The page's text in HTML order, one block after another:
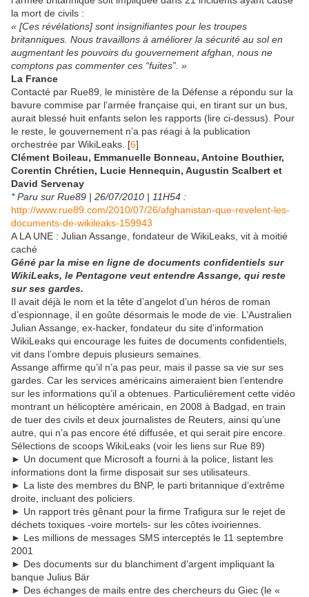
la mort de civils :
« [Ces révélations] sont insignifiantes pour les troupes
britanniques. Nous travaillons à améliorer la sécurité au sol en
augmentant les pouvoirs du gouvernement afghan, nous ne
comptons pas commenter ces “fuites”. »
La France
Contacté par Rue89, le ministère de la Défense a répondu sur la
bavure commise par l’armée française qui, en tirant sur un bus,
aurait blessé huit enfants selon les rapports (lire ci-dessus). Pour
le reste, le gouvernement n’a pas réagi à la publication
orchestrée par WikiLeaks. [6]
Clément Boileau, Emmanuelle Bonneau, Antoine Bouthier,
Corentin Chrétien, Lucie Hennequin, Augustin Scalbert et
David Servenay
* Paru sur Rue89 | 26/07/2010 | 11H54 :
http://www.rue89.com/2010/07/26/afghanistan-que-revelent-les-
documents-de-wikileaks-159943
A LA UNE : Julian Assange, fondateur de WikiLeaks, vit à moitié
caché
Gêné par la mise en ligne de documents confidentiels sur
WikiLeaks, le Pentagone veut entendre Assange, qui reste
sur ses gardes.
Il avait déjà le nom et la tête d’angelot d’un héros de roman
d’espionnage, il en goûte désormais le mode de vie. L’Australien
Julian Assange, ex-hacker, fondateur du site d’information
WikiLeaks qui encourage les fuites de documents confidentiels,
vit dans l’ombre depuis plusieurs semaines.
Assange affirme qu’il n’a pas peur, mais il passe sa vie sur ses
gardes. Car les services américains aimeraient bien l’entendre
sur les informations qu’il a obtenues. Particulièrement cette vidéo
montrant un hélicoptère américain, en 2008 à Badgad, en train
de tuer des civils et deux journalistes de Reuters, ainsi qu’une
autre, qui n’a pas encore été diffusée, et qui serait pire encore.
Sélections de scoops WikiLeaks (voir les liens sur Rue 89)
► Un document que Microsoft a fourni à la police, listant les
informations dont la firme disposait sur ses utilisateurs.
► La liste des membres du BNP, le parti britannique d’extrême
droite, incluant des policiers.
► Un rapport très gênant pour la firme Trafigura sur le rejet de
déchets toxiques -voire mortels- sur les côtes ivoiriennes.
► Les millions de messages SMS interceptés le 11 septembre
2001
► Des documents sur du blanchiment d’argent impliquant la
banque Julius Bär
► Des échanges de mails entre des chercheurs du Giec (le «